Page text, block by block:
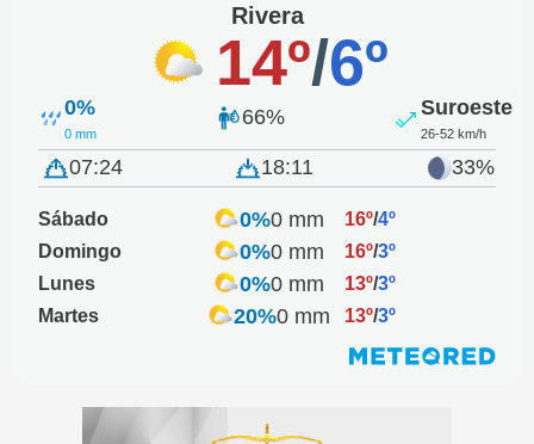
Rivera
14º/6º
0%
0 mm
66% Suroeste
26-52 km/h
07:24 18:11 33%
Sábado 0%0 mm 16º/4º
Domingo
0%0 mm 16º/3º
Lunes
0%0 mm 13º/3º
Martes
20%0 mm 13º/3º